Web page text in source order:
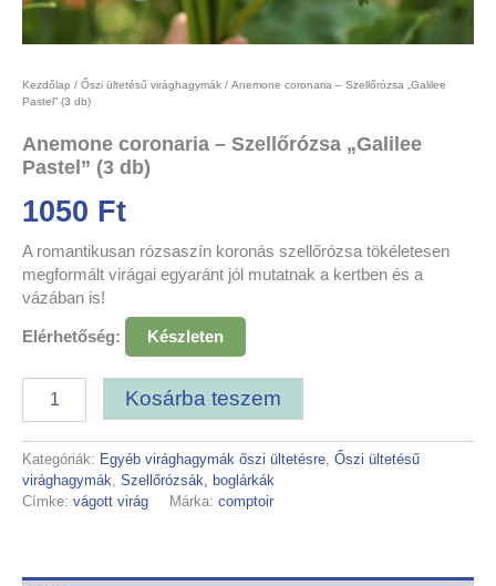
Kezdőlap / Őszi ültetésű virághagymák / Anemone coronaria – Szellőrózsa „Galilee
Pastel” (3 db)
Anemone coronaria – Szellőrózsa „Galilee
Pastel” (3 db)
1050 Ft
A romantikusan rózsaszín koronás szellőrózsa tökéletesen
megformált virágai egyaránt jól mutatnak a kertben és a
vázában is!
Elérhetőség: Készleten
Kosárba teszem
Kategóriák: Egyéb virághagymák őszi ültetésre, Őszi ültetésű
virághagymák, Szellőrózsák, boglárkák
Címke: vágott virág Márka: comptoir